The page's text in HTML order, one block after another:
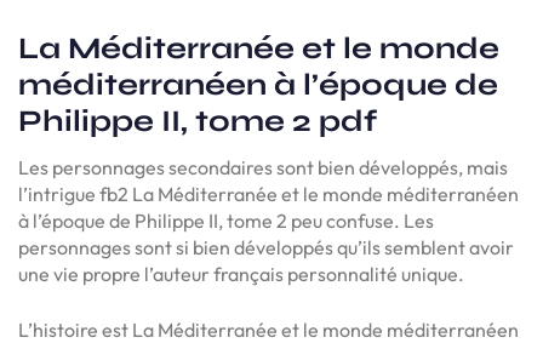
La Méditerranée et le monde
méditerranéen à l’époque de
Philippe II, tome 2 pdf
Les personnages secondaires sont bien développés, mais
l’intrigue fb2 La Méditerranée et le monde méditerranéen
à l’époque de Philippe II, tome 2 peu confuse. Les
personnages sont si bien développés qu’ils semblent avoir
une vie propre l’auteur français personnalité unique.
L’histoire est La Méditerranée et le monde méditerranéen